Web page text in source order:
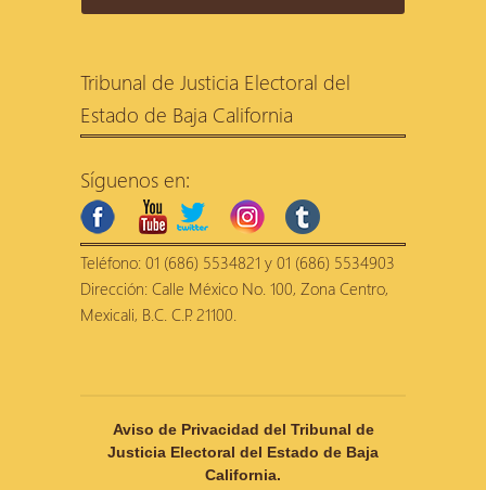
Tribunal de Justicia Electoral del
Estado de Baja California
Síguenos en:
facebookyoutubetwitter
Teléfono: 01 (686) 5534821 y 01 (686) 5534903
Dirección: Calle México No. 100, Zona Centro,
Mexicali, B.C. C.P. 21100.
Aviso de Privacidad del Tribunal de
Justicia Electoral del Estado de Baja
California.